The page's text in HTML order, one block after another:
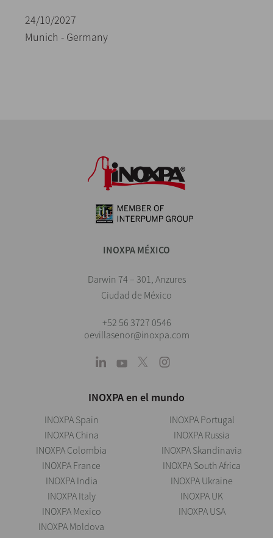
24/10/2027
Munich - Germany
INOXPA MÉXICO
Darwin 74 – 301, Anzures
Ciudad de México
+52 56 3727 0546
oevillasenor@inoxpa.com
INOXPA en el mundo
INOXPA Spain
INOXPA China
INOXPA Colombia
INOXPA France
INOXPA India
INOXPA Italy
INOXPA Mexico
INOXPA Moldova
INOXPA Portugal
INOXPA Russia
INOXPA Skandinavia
INOXPA South Africa
INOXPA Ukraine
INOXPA UK
INOXPA USA